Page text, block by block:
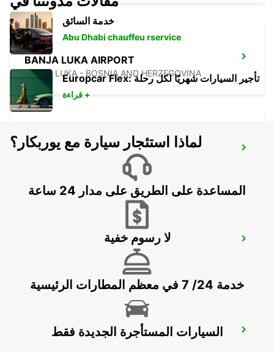
BANJA LUKA AIRPORT
BANJA LUKA - BOSNIA AND HERZEGOVINA
SZEGED
BUDAPEST SZENTLORINCI
خدمة السائق
Abu Dhabi chauffeu rservice
Europcar Flex: تأجير السيارات شهريًا لكل رحلة
قراءة +
لماذا استئجار سيارة مع يوربكار؟
المساعدة على الطريق على مدار 24 ساعة
لا رسوم خفية
خدمة 24/ 7 في معظم المطارات الرئيسية
السيارات المستأجرة الجديدة فقط